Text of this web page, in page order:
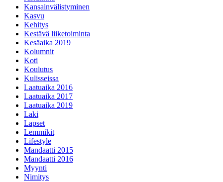
Kansainvälistyminen
Kasvu
Kehitys
Kestävä liiketoiminta
Kesäaika 2019
Kolumnit
Koti
Koulutus
Kulisseissa
Laatuaika 2016
Laatuaika 2017
Laatuaika 2019
Laki
Lapset
Lemmikit
Lifestyle
Mandaatti 2015
Mandaatti 2016
Myynti
Nimitys